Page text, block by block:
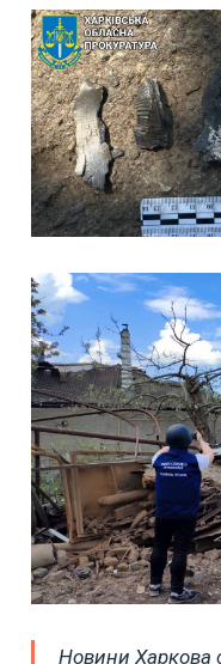
Новини Харкова